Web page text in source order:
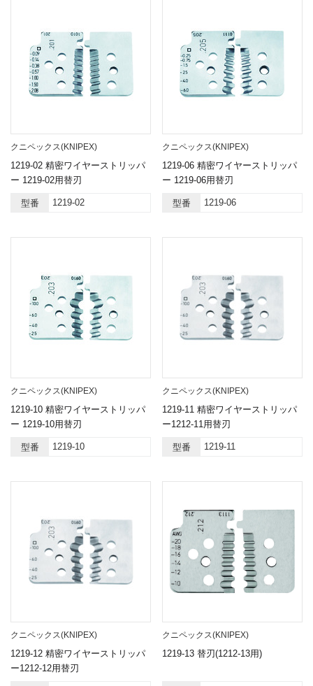
クニペックス(KNIPEX)
1219-02 精密ワイヤーストリッパ
ー 1219-02用替刃
型番 1219-02
クニペックス(KNIPEX)
1219-06 精密ワイヤーストリッパ
ー 1219-06用替刃
型番 1219-06
クニペックス(KNIPEX)
1219-10 精密ワイヤーストリッパ
ー 1219-10用替刃
型番 1219-10
クニペックス(KNIPEX)
1219-11 精密ワイヤーストリッパ
ー1212-11用替刃
型番 1219-11
クニペックス(KNIPEX)
1219-12 精密ワイヤーストリッパ
ー1212-12用替刃
クニペックス(KNIPEX)
1219-13 替刃(1212-13用)